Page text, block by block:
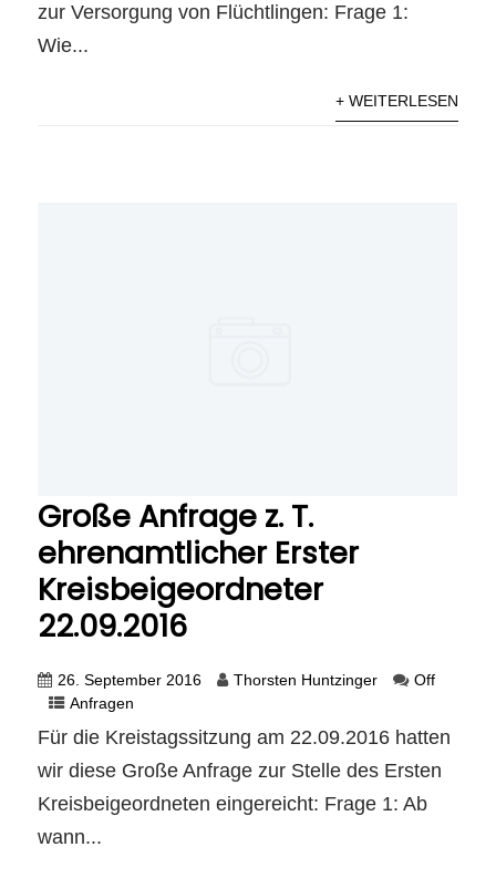
zur Versorgung von Flüchtlingen: Frage 1:
Wie...
+ WEITERLESEN
Große Anfrage z. T.
ehrenamtlicher Erster
Kreisbeigeordneter
22.09.2016
26. September 2016 Thorsten Huntzinger
Off
Anfragen
Für die Kreistagssitzung am 22.09.2016 hatten
wir diese Große Anfrage zur Stelle des Ersten
Kreisbeigeordneten eingereicht: Frage 1: Ab
wann...